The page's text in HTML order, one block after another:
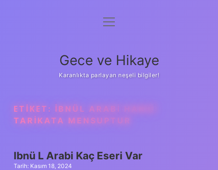
Anasayfa
Yasal Uyarı
menüyü
Gece ve Hikaye
Karanlıkta parlayan neşeli bilgiler!
ETIKET: İBNÜL ARABI HANGI
TARIKATA MENSUPTUR
Ibnü L Arabi Kaç Eseri Var
Tarih: Kasım 18, 2024